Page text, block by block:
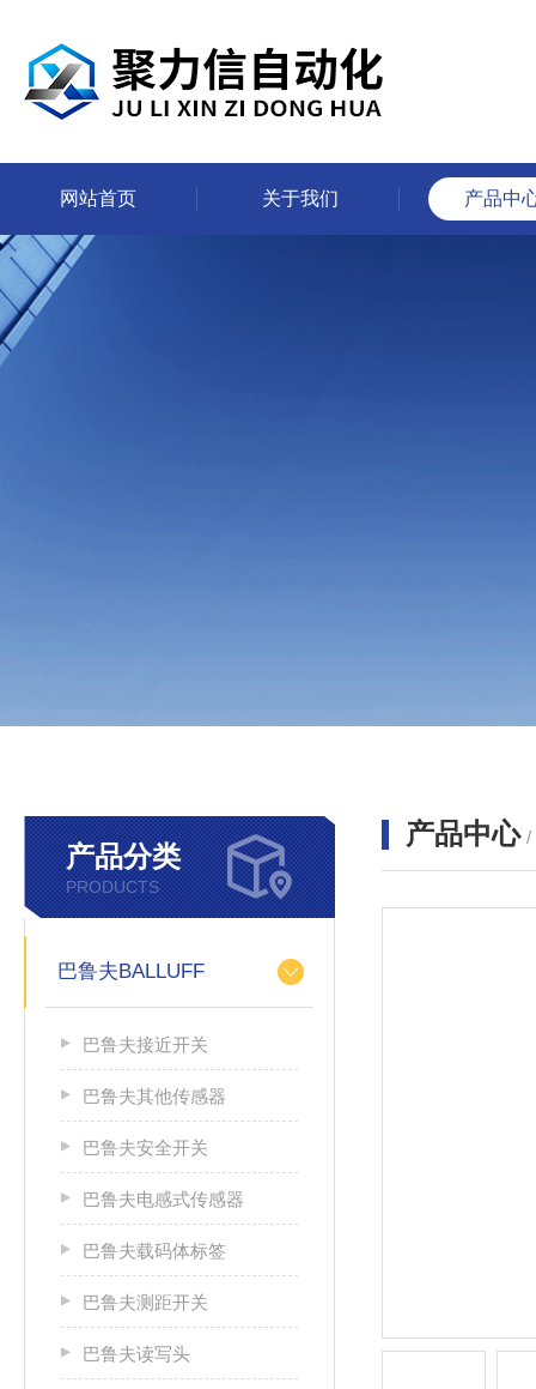
网站首页 关于我们 产品中
产品分类
PRODUCTS
巴鲁夫BALLUFF
巴鲁夫接近开关
巴鲁夫其他传感器
巴鲁夫安全开关
巴鲁夫电感式传感器
巴鲁夫载码体标签
巴鲁夫测距开关
巴鲁夫读写头
产品中心 /